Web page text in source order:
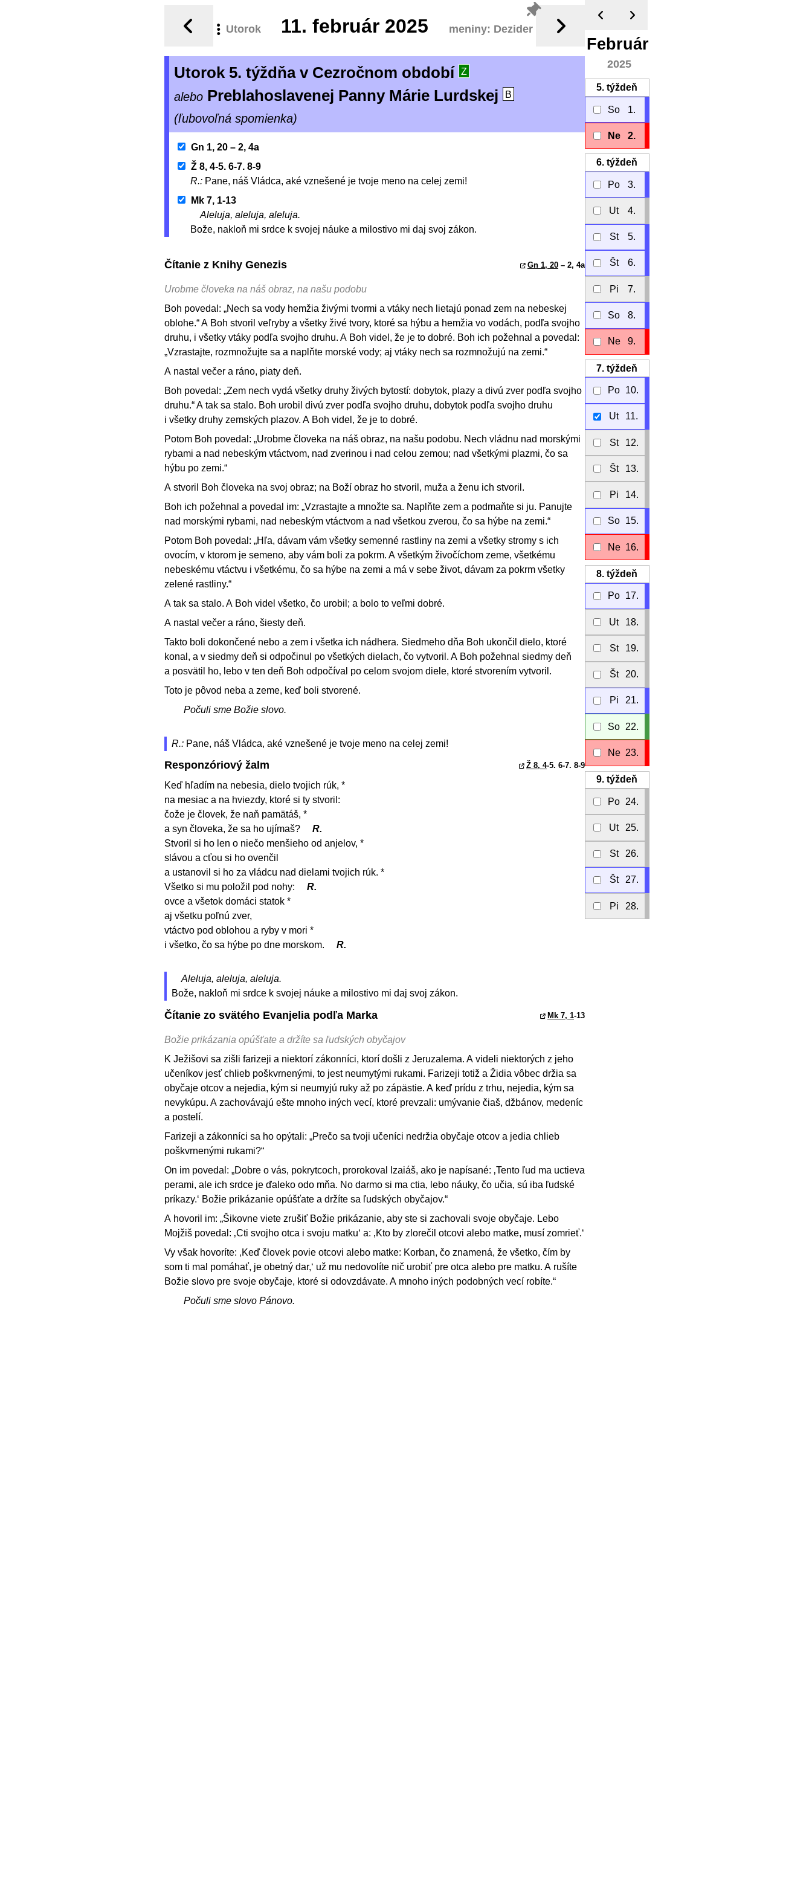
Utorok 11. február 2025 meniny: Dezider
Utorok 5. týždňa v Cezročnom období Z
alebo Preblahoslavenej Panny Márie Lurdskej B
(ľubovoľná spomienka)
Gn 1, 20 – 2, 4a
Ž 8, 4-5. 6-7. 8-9
R.: Pane, náš Vládca, aké vznešené je tvoje meno na celej zemi!
Mk 7, 1-13
Aleluja, aleluja, aleluja.
Bože, nakloň mi srdce k svojej náuke a milostivo mi daj svoj zákon.
Čítanie z Knihy Genezis Gn 1, 20 – 2, 4a
Urobme človeka na náš obraz, na našu podobu
Boh povedal: „Nech sa vody hemžia živými tvormi a vtáky nech lietajú ponad zem na nebeskej
oblohe.“ A Boh stvoril veľryby a všetky živé tvory, ktoré sa hýbu a hemžia vo vodách, podľa svojho
druhu, i všetky vtáky podľa svojho druhu. A Boh videl, že je to dobré. Boh ich požehnal a povedal:
„Vzrastajte, rozmnožujte sa a naplňte morské vody; aj vtáky nech sa rozmnožujú na zemi.“
A nastal večer a ráno, piaty deň.
Boh povedal: „Zem nech vydá všetky druhy živých bytostí: dobytok, plazy a divú zver podľa svojho
druhu.“ A tak sa stalo. Boh urobil divú zver podľa svojho druhu, dobytok podľa svojho druhu
i všetky druhy zemských plazov. A Boh videl, že je to dobré.
Potom Boh povedal: „Urobme človeka na náš obraz, na našu podobu. Nech vládnu nad morskými
rybami a nad nebeským vtáctvom, nad zverinou i nad celou zemou; nad všetkými plazmi, čo sa
hýbu po zemi.“
A stvoril Boh človeka na svoj obraz; na Boží obraz ho stvoril, muža a ženu ich stvoril.
Boh ich požehnal a povedal im: „Vzrastajte a množte sa. Naplňte zem a podmaňte si ju. Panujte
nad morskými rybami, nad nebeským vtáctvom a nad všetkou zverou, čo sa hýbe na zemi.“
Potom Boh povedal: „Hľa, dávam vám všetky semenné rastliny na zemi a všetky stromy s ich
ovocím, v ktorom je semeno, aby vám boli za pokrm. A všetkým živočíchom zeme, všetkému
nebeskému vtáctvu i všetkému, čo sa hýbe na zemi a má v sebe život, dávam za pokrm všetky
zelené rastliny.“
A tak sa stalo. A Boh videl všetko, čo urobil; a bolo to veľmi dobré.
A nastal večer a ráno, šiesty deň.
Takto boli dokončené nebo a zem i všetka ich nádhera. Siedmeho dňa Boh ukončil dielo, ktoré
konal, a v siedmy deň si odpočinul po všetkých dielach, čo vytvoril. A Boh požehnal siedmy deň
a posvätil ho, lebo v ten deň Boh odpočíval po celom svojom diele, ktoré stvorením vytvoril.
Toto je pôvod neba a zeme, keď boli stvorené.
Počuli sme Božie slovo.
R.: Pane, náš Vládca, aké vznešené je tvoje meno na celej zemi!
Responzóriový žalm Ž 8, 4-5. 6-7. 8-9
Keď hľadím na nebesia, dielo tvojich rúk, *
na mesiac a na hviezdy, ktoré si ty stvoril:
čože je človek, že naň pamätáš, *
a syn človeka, že sa ho ujímaš?
R.
Stvoril si ho len o niečo menšieho od anjelov, *
slávou a cťou si ho ovenčil
a ustanovil si ho za vládcu nad dielami tvojich rúk. *
Všetko si mu položil pod nohy:
R.
ovce a všetok domáci statok *
aj všetku poľnú zver,
vtáctvo pod oblohou a ryby v mori *
i všetko, čo sa hýbe po dne morskom.
R.
Aleluja, aleluja, aleluja.
Bože, nakloň mi srdce k svojej náuke a milostivo mi daj svoj zákon.
Čítanie zo svätého Evanjelia podľa Marka Mk 7, 1-13
Božie prikázania opúšťate a držíte sa ľudských obyčajov
K Ježišovi sa zišli farizeji a niektorí zákonníci, ktorí došli z Jeruzalema. A videli niektorých z jeho
učeníkov jesť chlieb poškvrnenými, to jest neumytými rukami. Farizeji totiž a Židia vôbec držia sa
obyčaje otcov a nejedia, kým si neumyjú ruky až po zápästie. A keď prídu z trhu, nejedia, kým sa
nevykúpu. A zachovávajú ešte mnoho iných vecí, ktoré prevzali: umývanie čiaš, džbánov, medeníc
a postelí.
Farizeji a zákonníci sa ho opýtali: „Prečo sa tvoji učeníci nedržia obyčaje otcov a jedia chlieb
poškvrnenými rukami?“
On im povedal: „Dobre o vás, pokrytcoch, prorokoval Izaiáš, ako je napísané: ‚Tento ľud ma uctieva
perami, ale ich srdce je ďaleko odo mňa. No darmo si ma ctia, lebo náuky, čo učia, sú iba ľudské
príkazy.‘ Božie prikázanie opúšťate a držíte sa ľudských obyčajov.“
A hovoril im: „Šikovne viete zrušiť Božie prikázanie, aby ste si zachovali svoje obyčaje. Lebo
Mojžiš povedal: ‚Cti svojho otca i svoju matku‘ a: ‚Kto by zlorečil otcovi alebo matke, musí zomrieť.‘
Vy však hovoríte: ‚Keď človek povie otcovi alebo matke: Korban, čo znamená, že všetko, čím by
som ti mal pomáhať, je obetný dar,‘ už mu nedovolíte nič urobiť pre otca alebo pre matku. A rušíte
Božie slovo pre svoje obyčaje, ktoré si odovzdávate. A mnoho iných podobných vecí robíte.“
Počuli sme slovo Pánovo.
Február
2025
5. týždeň
So 1.
Ne 2.
6. týždeň
Po 3.
Ut 4.
St 5.
Št 6.
Pi 7.
So 8.
Ne 9.
7. týždeň
Po 10.
Ut 11.
St 12.
Št 13.
Pi 14.
So 15.
Ne 16.
8. týždeň
Po 17.
Ut 18.
St 19.
Št 20.
Pi 21.
So 22.
Ne 23.
9. týždeň
Po 24.
Ut 25.
St 26.
Št 27.
Pi 28.